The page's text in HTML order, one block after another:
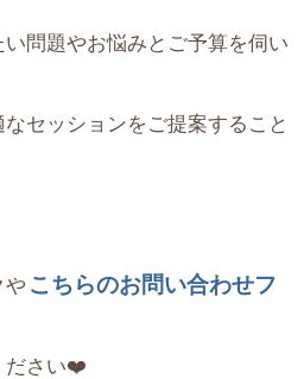
問題やお悩みとご予算を伺い
セッションをご提案すること
や こちらのお問い合わせフ
ださい❤️